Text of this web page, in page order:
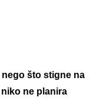
što stigne na
ne planira